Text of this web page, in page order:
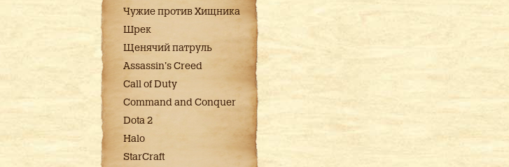
Чужие против Хищника
Шрек
Щенячий патруль
Assassin's Creed
Call of Duty
Command and Conquer
Dota 2
Halo
StarCraft